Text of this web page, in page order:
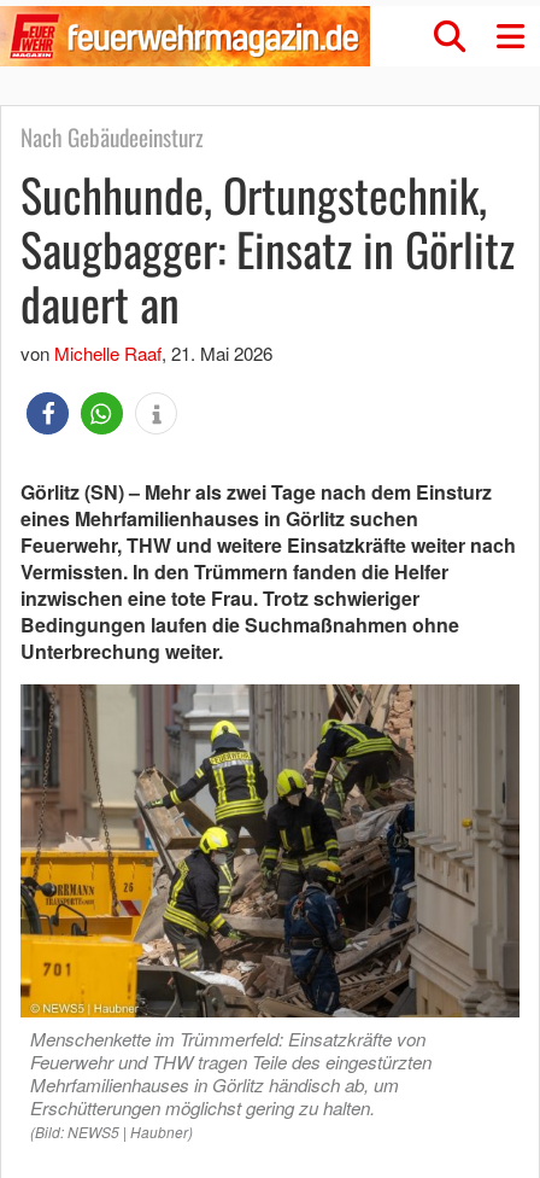
Nach Gebäudeeinsturz
Suchhunde, Ortungstechnik,
Saugbagger: Einsatz in Görlitz
dauert an
von Michelle Raaf, 21. Mai 2026
Görlitz (SN) – Mehr als zwei Tage nach dem Einsturz
eines Mehrfamilienhauses in Görlitz suchen
Feuerwehr, THW und weitere Einsatzkräfte weiter nach
Vermissten. In den Trümmern fanden die Helfer
inzwischen eine tote Frau. Trotz schwieriger
Bedingungen laufen die Suchmaßnahmen ohne
Unterbrechung weiter.
Menschenkette im Trümmerfeld: Einsatzkräfte von
Feuerwehr und THW tragen Teile des eingestürzten
Mehrfamilienhauses in Görlitz händisch ab, um
Erschütterungen möglichst gering zu halten.
(Bild: NEWS5 | Haubner)